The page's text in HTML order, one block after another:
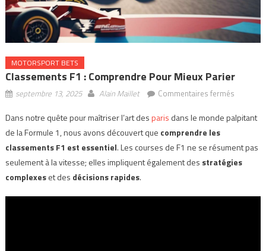
MOTORSPORT BETS
Classements F1 : Comprendre Pour Mieux Parier
septembre 13, 2025 Alain Maillet Commentaires ferméssur
F1
pour
Dans notre quête pour maîtriser l’art desparis dans le monde palpitant
de la Formule 1, nous avons découvert que comprendre les
classements F1 est essentiel. Les courses de F1 ne se résument pas
seulement à la vitesse; elles impliquent également des stratégies
complexeset des décisions rapides.